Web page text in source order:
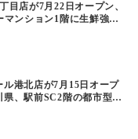
目店が7月22日オープン、
マンション1階に生鮮強化
ル港北店が7月15日オープ
、駅前SC2階の都市型小